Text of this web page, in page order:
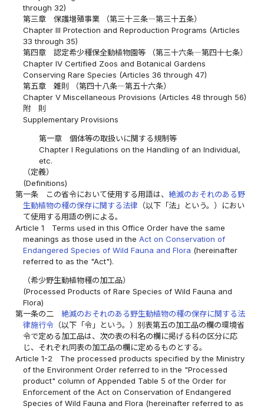
through 32)
第三章 保護増殖事業 （第三十三条―第三十五条）
Chapter III Protection and Reproduction Programs (Articles
33 through 35)
第四章 認定希少種保全動植物園等 （第三十六条―第四十七条）
Chapter IV Certified Zoos and Botanical Gardens
Conserving Rare Species (Articles 36 through 47)
第五章 雑則 （第四十八条―第五十六条）
Chapter V Miscellaneous Provisions (Articles 48 through 56)
附 則
Supplementary Provisions
第一章 個体等の取扱いに関する規制等
Chapter I Regulations on the Handling of an Individual,
etc.
（定義）
(Definitions)
第一条
この省令において使用する用語は、 絶滅のおそれのある野
生動植物の種の保存に関する法律 （以下「法」という。）におい
て使用する用語の例による。
Article 1
Terms used in this Office Order have the same
meanings as those used in theAct on Conservation of
Endangered Species of Wild Fauna and Flora (hereinafter
referred to as the "Act").
（希少野生動植物種の加工品）
(Processed Products of Rare Species of Wild Fauna and
Flora)
第一条の二
絶滅のおそれのある野生動植物の種の保存に関する法
律施行令 （以下「令」という。）別表第五の加工品の欄の環境省
令で定める加工品は、次の表の科名の欄に掲げる科の区分に応
じ、それぞれ同表の加工品の欄に定めるものとする。
Article 1-2
The processed products specified by the Ministry
of the Environment Order referred to in the "Processed
product" column of Appended Table 5 of the Order for
Enforcement of the Act on Conservation of Endangered
Species of Wild Fauna and Flora (hereinafter referred to as